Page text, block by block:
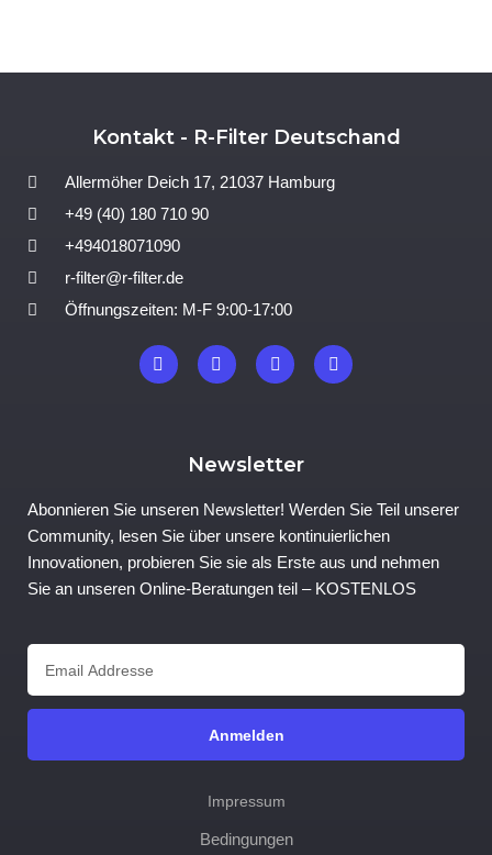
Kontakt - R-Filter Deutschand
Allermöher Deich 17, 21037 Hamburg
+49 (40) 180 710 90
+494018071090
r-filter@r-filter.de
Öffnungszeiten: M-F 9:00-17:00
Newsletter
Abonnieren Sie unseren Newsletter! Werden Sie Teil unserer
Community, lesen Sie über unsere kontinuierlichen
Innovationen, probieren Sie sie als Erste aus und nehmen
Sie an unseren Online-Beratungen teil – KOSTENLOS
Anmelden
Impressum
Bedingungen